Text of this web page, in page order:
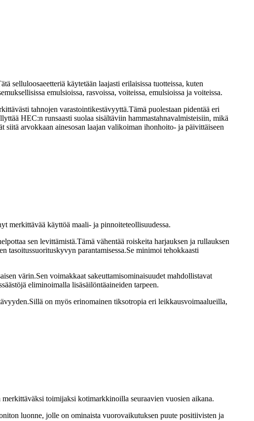
käytetään laajasti erilaisissa tuotteissa, kuten
emulsioissa, rasvoissa, voiteissa, emulsioissa ja voiteissa.
tahnojen varastointikestävyyttä.Tämä puolestaan ​​pidentää eri
HEC:n runsaasti suolaa sisältäviin hammastahnavalmisteisiin, mikä
arvokkaan ainesosan laajan valikoiman ihonhoito- ja päivittäiseen
käyttöä maali- ja pinnoiteteollisuudessa.
sen levittämistä.Tämä vähentää roiskeita harjauksen ja rullauksen
tasoitussuorituskyvyn parantamisessa.Se minimoi tehokkaasti
värin.Sen voimakkaat sakeuttamisominaisuudet mahdollistavat
eliminoimalla lisäsäilöntäaineiden tarpeen.
on myös erinomainen tiksotropia eri leikkausvoimaalueilla,
toimijaksi kotimarkkinoilla seuraavien vuosien aikana.
luonne, jolle on ominaista vuorovaikutuksen puute positiivisten ja